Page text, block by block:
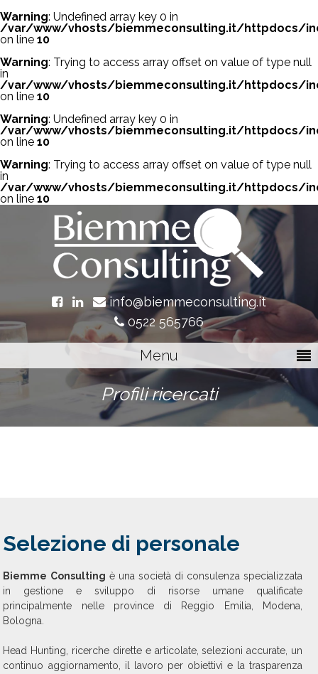
Warning: Undefined array key 0 in
/var/www/vhosts/biemmeconsulting.it/httpdocs/
on line 10
Warning: Trying to access array offset on value of type null
in
/var/www/vhosts/biemmeconsulting.it/httpdocs/
on line 10
Warning: Undefined array key 0 in
/var/www/vhosts/biemmeconsulting.it/httpdocs/
on line 10
Warning: Trying to access array offset on value of type null
in
/var/www/vhosts/biemmeconsulting.it/httpdocs/
on line 10
info@biemmeconsulting.it
0522 565766
Menu
Profili ricercati
Selezione di personale
Biemme Consulting è una società di consulenza specializzata
in gestione e sviluppo di risorse umane qualificate
principalmente nelle province di Reggio Emilia, Modena,
Bologna.
Head Hunting, ricerche dirette e articolate, selezioni accurate, un
continuo aggiornamento, il lavoro per obiettivi e la trasparenza